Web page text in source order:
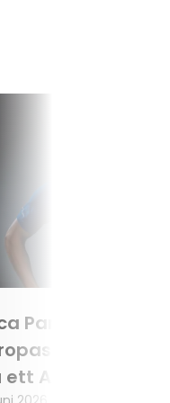
Parmitano blir
första
ett